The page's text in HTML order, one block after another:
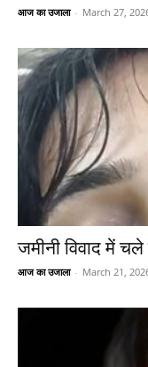
आज का उजाला - March 27,
जमीनी विवाद में
आज का उजाला - March 21,